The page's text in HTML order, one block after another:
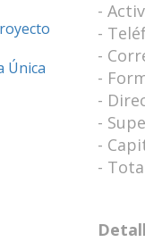
Única
-
-
-
-
-
-
-
-